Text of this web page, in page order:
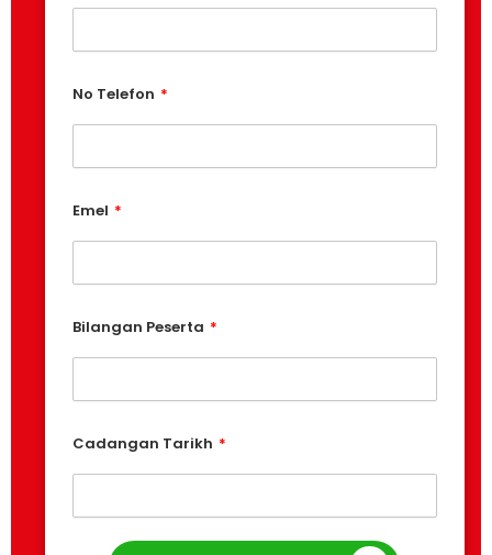
No Telefon
Emel
Bilangan Peserta
Cadangan Tarikh